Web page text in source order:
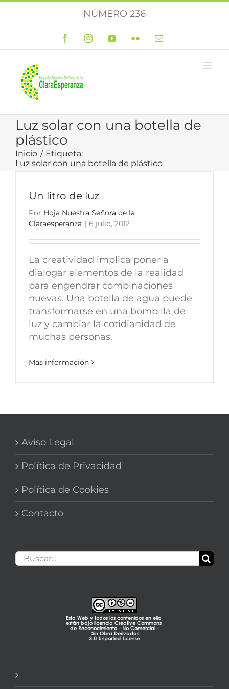
NÚMERO 236
FacebookInstagramYouTubeFlickr Correo
Luz solar con una botella de
plástico
Inicio
Etiqueta:
Luz solar con una botella de plástico
Un litro de luz
Por Hoja Nuestra Señora de la
Claraesperanza | 6 julio, 2012
La creatividad implica poner a
dialogar elementos de la realidad
para engendrar combinaciones
nuevas. Una botella de agua puede
transformarse en una bombilla de
luz y cambiar la cotidianidad de
muchas personas.
Más información
Aviso Legal
Política de Privacidad
Política de Cookies
Contacto
Buscar: